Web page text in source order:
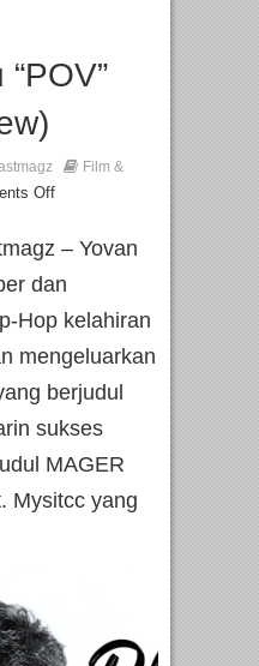
Film &
Off
– Yovan
dan
Hop kelahiran
mengeluarkan
berjudul
sukses
MAGER
Mysitcc yang